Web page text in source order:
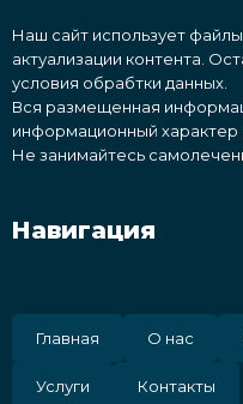
Наш сайт использует
актуализации контента.
условия обрабтки данных.
Вся размещенная
информационный характер
Не занимайтесь
Навигация
Главная О нас
Услуги Контакты